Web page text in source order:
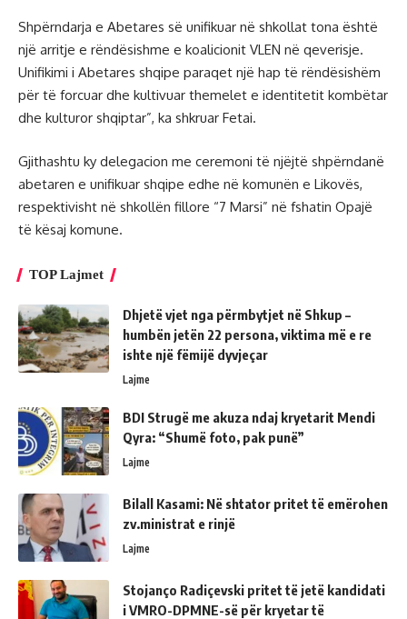
Shpërndarja e Abetares së unifikuar në shkollat tona është
një arritje e rëndësishme e koalicionit VLEN në qeverisje.
Unifikimi i Abetares shqipe paraqet një hap të rëndësishëm
për të forcuar dhe kultivuar themelet e identitetit kombëtar
dhe kulturor shqiptar”, ka shkruar Fetai.
Gjithashtu ky delegacion me ceremoni të njëjtë shpërndanë
abetaren e unifikuar shqipe edhe në komunën e Likovës,
respektivisht në shkollën fillore “7 Marsi” në fshatin Opajë
të kësaj komune.
TOP Lajmet
Dhjetë vjet nga përmbytjet në Shkup –
humbën jetën 22 persona, viktima më e re
ishte një fëmijë dyvjeçar
Lajme
BDI Strugë me akuza ndaj kryetarit Mendi
Qyra: “Shumë foto, pak punë”
Lajme
Bilall Kasami: Në shtator pritet të emërohen
zv.ministrat e rinjë
Lajme
Stojanço Radiçevski pritet të jetë kandidati
i VMRO-DPMNE-së për kryetar të